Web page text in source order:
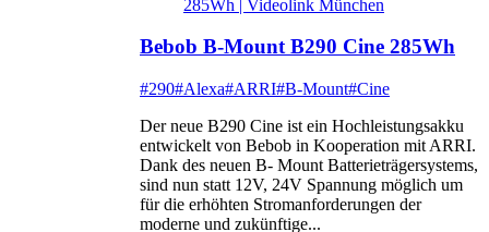
Bebob B-Mount B290 Cine 285Wh
#290#Alexa#ARRI#B-Mount#Cine
Der neue B290 Cine ist ein Hochleistungsakku
entwickelt von Bebob in Kooperation mit ARRI.
Dank des neuen B- Mount Batterieträgersystems,
sind nun statt 12V, 24V Spannung möglich um
für die erhöhten Stromanforderungen der
moderne und zukünftige...